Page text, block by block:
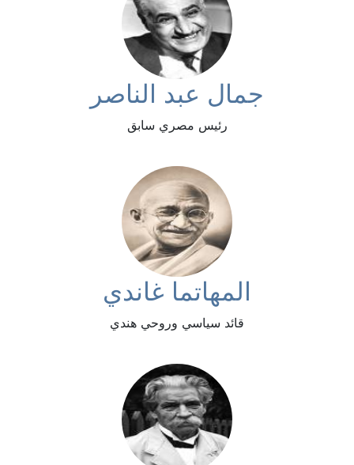
جمال عبد الناصر
رئيس مصري سابق
المهاتما غاندي
قائد سياسي وروحي هندي